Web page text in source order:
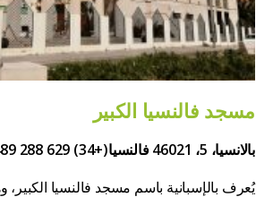
مسجد فالنسيا الكبير
بالانسيا، 5، 46021 فالنسيا
(+34) 629 288 489
يُعرف بالإسبانية باسم مسجد فالنسيا